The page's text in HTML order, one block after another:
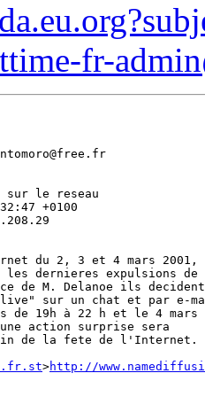
fr-
sur le reseau
+0100
du 2, 3 et 4 mars 2001,
les dernieres expulsions
de M. Delanoe ils
sur un chat et par e-
de 19h à 22 h et le 4 mars
action surprise sera
de la fete de l'Internet.
>http://